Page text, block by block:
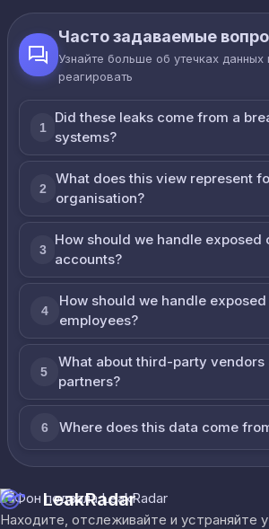
Часто задаваемые
Узнайте больше об утечках данных
реагировать
1
Did these leaks come from a
systems?
2
What does this view represent
organisation?
3
How should we handle exposed
accounts?
4
How should we handle exposed
employees?
5
What about third-party vendors
partners?
6 Where does this data come
LeakRadar
Находите, отслеживайте и устраняйте